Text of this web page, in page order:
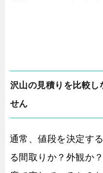
沢山の見積りを比較し
せん
通常、値段を決定す
る間取りか？外観か